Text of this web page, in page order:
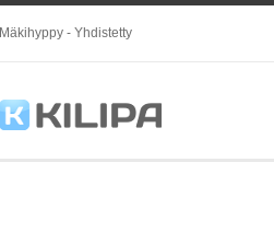
Mäkihyppy - Yhdistetty